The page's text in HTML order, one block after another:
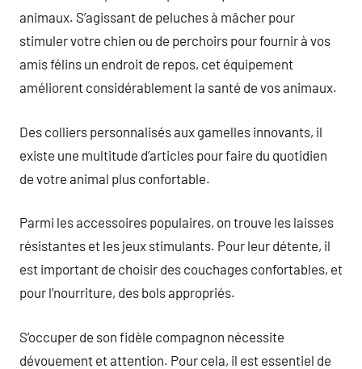
animaux. S’agissant de peluches à mâcher pour
stimuler votre chien ou de perchoirs pour fournir à vos
amis félins un endroit de repos, cet équipement
améliorent considérablement la santé de vos animaux.
Des colliers personnalisés aux gamelles innovants, il
existe une multitude d’articles pour faire du quotidien
de votre animal plus confortable.
Parmi les accessoires populaires, on trouve les laisses
résistantes et les jeux stimulants. Pour leur détente, il
est important de choisir des couchages confortables, et
pour l’nourriture, des bols appropriés.
S’occuper de son fidèle compagnon nécessite
dévouement et attention. Pour cela, il est essentiel de